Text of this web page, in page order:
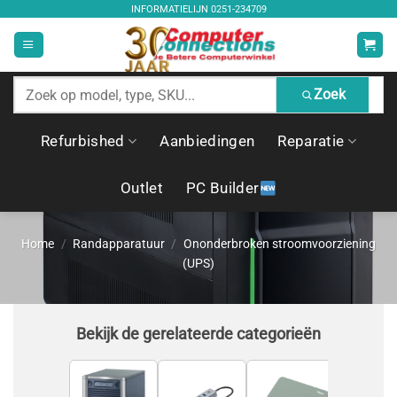
inhoud
INFORMATIELIJN 0251-234709
Zoek
producten
Zoek
Refurbished Aanbiedingen Reparatie
Outlet PC Builder
Home / Randapparatuur / Ononderbroken stroomvoorziening
(UPS)
Bekijk de gerelateerde categorieën